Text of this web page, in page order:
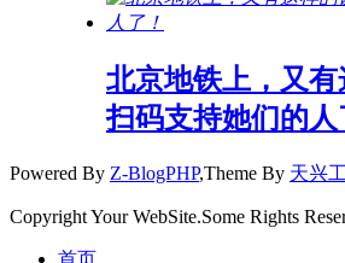
北京地铁上，又
扫码支持她们的人
Powered By Z-BlogPHP,Theme By 天兴
Copyright Your WebSite.Some Rights